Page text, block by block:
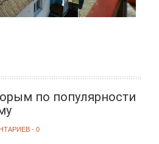
по популярности
- 0